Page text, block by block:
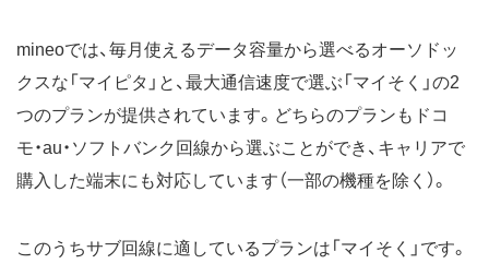
mineoでは、毎月使えるデータ容量から選べるオーソドッ
クスな「マイピタ」と、最大通信速度で選ぶ「マイそく」の2
つのプランが提供されています。どちらのプランもドコ
モ・au・ソフトバンク回線から選ぶことができ、キャリアで
購入した端末にも対応しています（一部の機種を除く）。
このうちサブ回線に適しているプランは「マイそく」です。